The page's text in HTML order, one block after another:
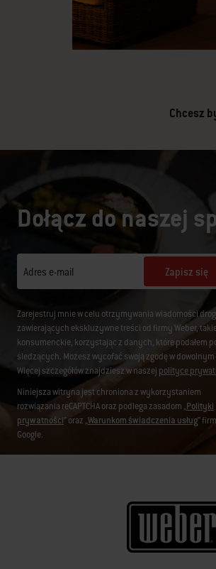
Chcesz
Dołącz do naszej
Adres e-mail Zapisz się
Zarejestruj mnie w celu otrzymywania wiadomości
zawierających ekskluzywne treści od firmy Weber,
konsumenckie, korzystając z danych, które podałem
śledzących. Możesz wycofać swoją zgodę w
Więcej szczegółów znajdziesz w naszej polityce
Niniejsza witryna jest chroniona z wykorzystaniem
rozwiązania reCAPTCHA oraz podlega zasadom „Polityki
prywatności” oraz „Warunkom świadczenia usług”
Google.